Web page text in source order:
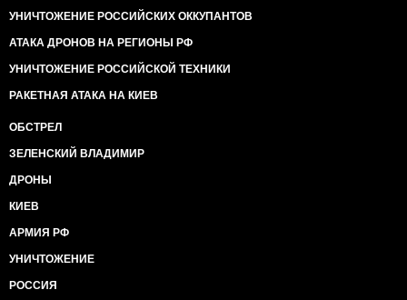
УНИЧТОЖЕНИЕ РОССИЙСКИХ ОККУПАНТОВ
АТАКА ДРОНОВ НА РЕГИОНЫ РФ
УНИЧТОЖЕНИЕ РОССИЙСКОЙ ТЕХНИКИ
РАКЕТНАЯ АТАКА НА КИЕВ
ОБСТРЕЛ
ЗЕЛЕНСКИЙ ВЛАДИМИР
ДРОНЫ
КИЕВ
АРМИЯ РФ
УНИЧТОЖЕНИЕ
РОССИЯ